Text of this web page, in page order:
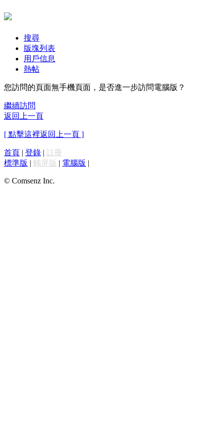
搜尋
版塊列表
用戶信息
熱帖
您訪問的頁面無手機頁面，是否進一步訪問電腦版？
繼續訪問
返回上一頁
[ 點擊這裡返回上一頁 ]
首頁 | 登錄 | 註冊
標準版 | 觸屏版 | 電腦版 |
© Comsenz Inc.